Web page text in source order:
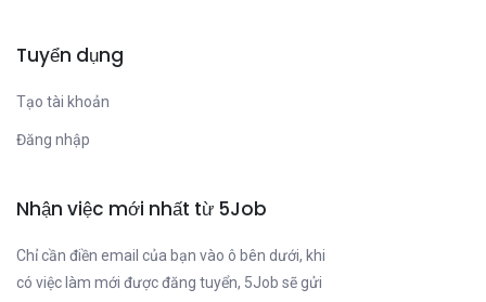
Tuyển dụng
Tạo tài khoản
Đăng nhập
Nhận việc mới nhất từ 5Job
Chỉ cần điền email của bạn vào ô bên dưới, khi
có việc làm mới được đăng tuyển, 5Job sẽ gửi